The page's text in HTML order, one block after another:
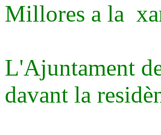
Millores a la
L'Ajuntament
davant la